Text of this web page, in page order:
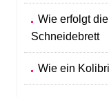
Wie erfolgt
Schneidebrett
Wie ein